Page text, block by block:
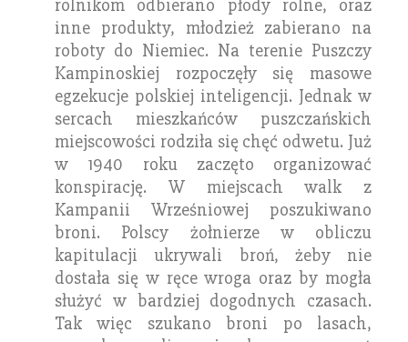
rolnikom odbierano płody rolne, oraz
inne produkty, młodzież zabierano na
roboty do Niemiec. Na terenie Puszczy
Kampinoskiej rozpoczęły się masowe
egzekucje polskiej inteligencji. Jednak w
sercach mieszkańców puszczańskich
miejscowości rodziła się chęć odwetu. Już
w 1940 roku zaczęto organizować
konspirację. W miejscach walk z
Kampanii Wrześniowej poszukiwano
broni. Polscy żołnierze w obliczu
kapitulacji ukrywali broń, żeby nie
dostała się w ręce wroga oraz by mogła
służyć w bardziej dogodnych czasach.
Tak więc szukano broni po lasach,